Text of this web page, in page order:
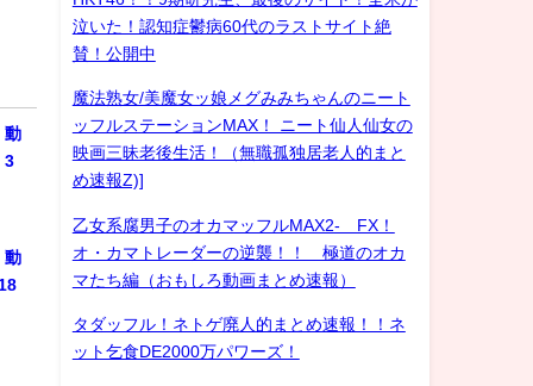
動
3
動
泣いた！認知症鬱病60代のラストサイト絶
賛！公開中
魔法熟女/美魔女ッ娘メグみみちゃんのニート
ッフルステーションMAX！ ニート仙人仙女の
映画三昧老後生活！（無職孤独居老人的まと
め速報Z)]
乙女系腐男子のオカマッフルMAX2- FX！
オ・カマトレーダーの逆襲！！ 極道のオカ
マたち編（おもしろ動画まとめ速報）
タダッフル！ネトゲ廃人的まとめ速報！！ネ
ット乞食DE2000万パワーズ！